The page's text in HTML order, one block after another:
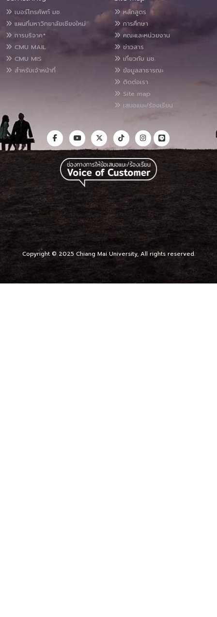
เบอร์โทรศัพท์ มช.
แผนที่มหาวิทยาลัยเชียงใหม่
การบริจาค*
CMU MAIL
CMU MIS
สำหรับเจ้าหน้าที่
หลักสูตร
การศึกษา
คณะและหน่วยงาน
ข่าวสาร
เกี่ยวกับ มช.
ข้อมูลสาธารณะ
ติดต่อเรา
Site map
เสนอแนะ/ร้องเรียน
Copyright © 2025 Chiang Mai University, All rights reserved.